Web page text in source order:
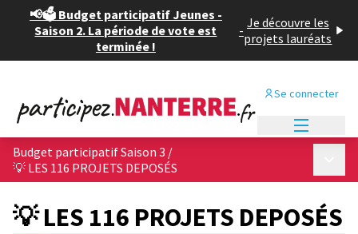
📢🗳️ Budget participatif Jeunes -
Saison 2. La période de vote est
terminée !
- Je découvre les
projets lauréats
Se connecter
Budget participatif Saison 3 /
💡 LES 116 PROJETS DEPOSÉS
💡 LES 116 PROJETS DEPOSÉS